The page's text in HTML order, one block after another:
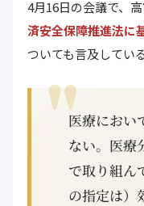
4月16日の会議で、
済安全保障推進法に
ついても言及している
医療におい
ない。医療
で取り組ん
の指定は）